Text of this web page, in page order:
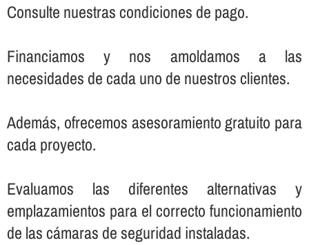
Consulte nuestras condiciones de pago.
Financiamos y nos amoldamos a las
necesidades de cada uno de nuestros clientes.
Además, ofrecemos asesoramiento gratuito para
cada proyecto.
Evaluamos las diferentes alternativas y
emplazamientos para el correcto funcionamiento
de las cámaras de seguridad instaladas.